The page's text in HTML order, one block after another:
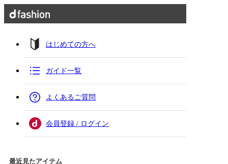
はじめての方へ
ガイド一覧
よくあるご質問
会員登録 / ログイン
最近見たアイテム